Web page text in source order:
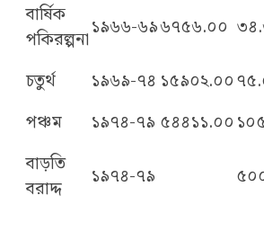
বার্ষিক
পকিরল্পনা১৯৬৬-৬৯৬৭৫৬.০০
চতুর্থ
১৯৬৯-৭৪ ১৫৯০২.০০
পঞ্চম
১৯৭৪-৭৯ ৫৪৪১১.০০
বাড়তি
বরাদ্দ
১৯৭৪-৭৯